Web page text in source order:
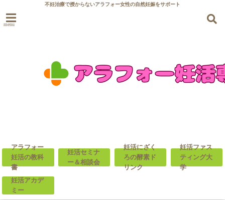
不妊治療で授からないアラフォー女性の自然妊娠をサポート
menu
アラフォー
妊活の教科
書
妊活セミナ
ー＆相談会
妊活にざく
ろの酵素ド
リンク
妊活ファス
ティング大
学
妊活アカデ
ミー